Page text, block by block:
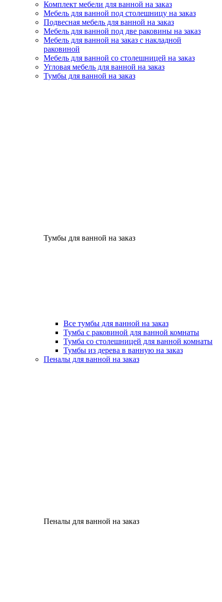
Комплект мебели для ванной на заказ
Мебель для ванной под столешницу на заказ
Подвесная мебель для ванной на заказ
Мебель для ванной под две раковины на заказ
Мебель для ванной на заказ с накладной
раковиной
Мебель для ванной со столешницей на заказ
Угловая мебель для ванной на заказ
Тумбы для ванной на заказ
Тумбы для ванной на заказ
Все тумбы для ванной на заказ
Тумба с раковиной для ванной комнаты
Тумба со столешницей для ванной комнаты
Тумбы из дерева в ванную на заказ
Пеналы для ванной на заказ
Пеналы для ванной на заказ